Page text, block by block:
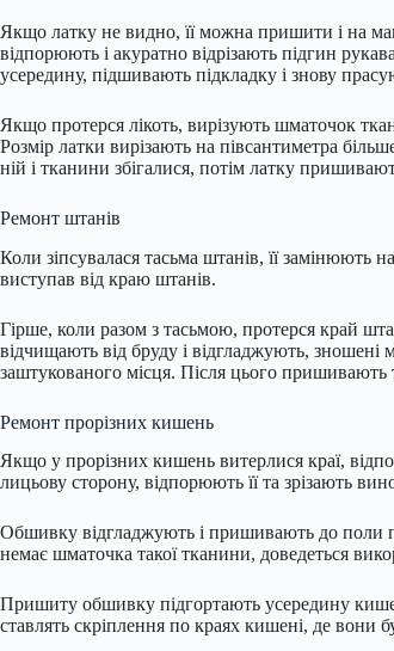
Якщо латку не видно, її можна пришити і на
відпорюють і акуратно відрізають підгин
усередину, підшивають підкладку і знову
Якщо протерся лікоть, вирізують шматочок
Розмір латки вирізають на півсантиметра
ній і тканини збігалися, потім латку
Ремонт штанів
Коли зіпсувалася тасьма штанів, її
виступав від краю штанів.
Гірше, коли разом з тасьмою, протерся край
відчищають від бруду і відгладжують,
заштукованого місця. Після цього пришивають
Ремонт прорізних кишень
Якщо у прорізних кишень витерлися краї,
лицьову сторону, відпорюють її та зрізають
Обшивку відгладжують і пришивають до поли
немає шматочка такої тканини, доведеться
Пришиту обшивку підгортають усередину
ставлять скріплення по краях кишені, де вони